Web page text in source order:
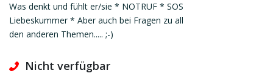
Was denkt und fühlt er/sie * NOTRUF * SOS
Liebeskummer * Aber auch bei Fragen zu all
den anderen Themen..... ;-)
Nicht verfügbar